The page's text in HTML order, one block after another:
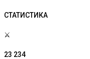
СТАТИСТИКА
⚔️
23 234